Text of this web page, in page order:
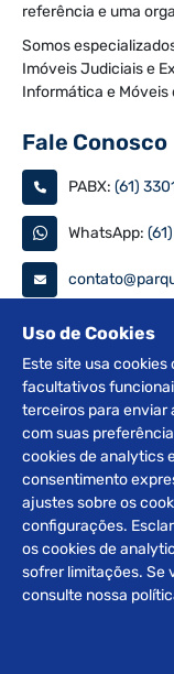
referência e uma
Somos
Imóveis Judiciais e
Informática e Móveis
Fale Conosco
PABX: (61)
WhatsApp:
Consulte seu
Siga nas
2012 © Copyright
Uso de Cookies
Este site usa
facultativos
terceiros para enviar
com suas
cookies de analytics
consentimento
ajustes sobre os
configurações.
os cookies de
sofrer limitações. Se
consulte nossa